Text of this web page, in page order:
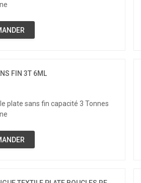
FIN 3T 6ML
plate sans fin capacité 3 Tonnes